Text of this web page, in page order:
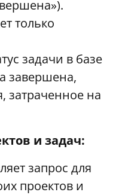
только
задачи в базе
завершена,
затраченное на
и задач:
запрос для
проектов и